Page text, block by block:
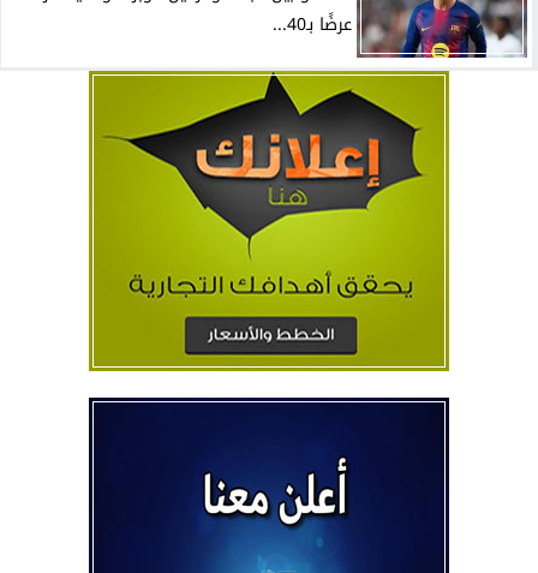
عرضًا بـ40...